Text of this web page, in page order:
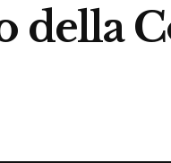
della